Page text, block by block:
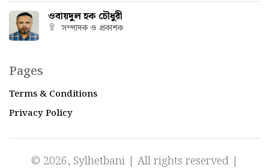
ওবায়দুল হক চৌধুরী
সম্পাদক ও প্রকাশক
Pages
Terms & Conditions
Privacy Policy
© 2026, Sylhetbani | All rights reserved |